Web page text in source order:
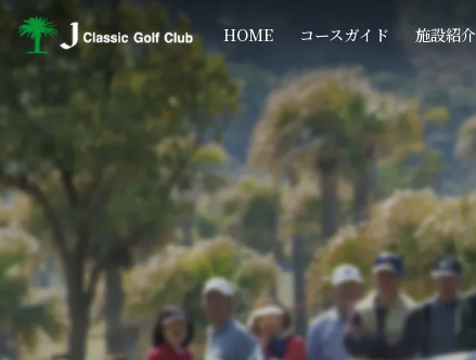
ツ
ス
キ
ッ
プ
シ
ン
に
移
動
HOME コースガイド 施設紹介